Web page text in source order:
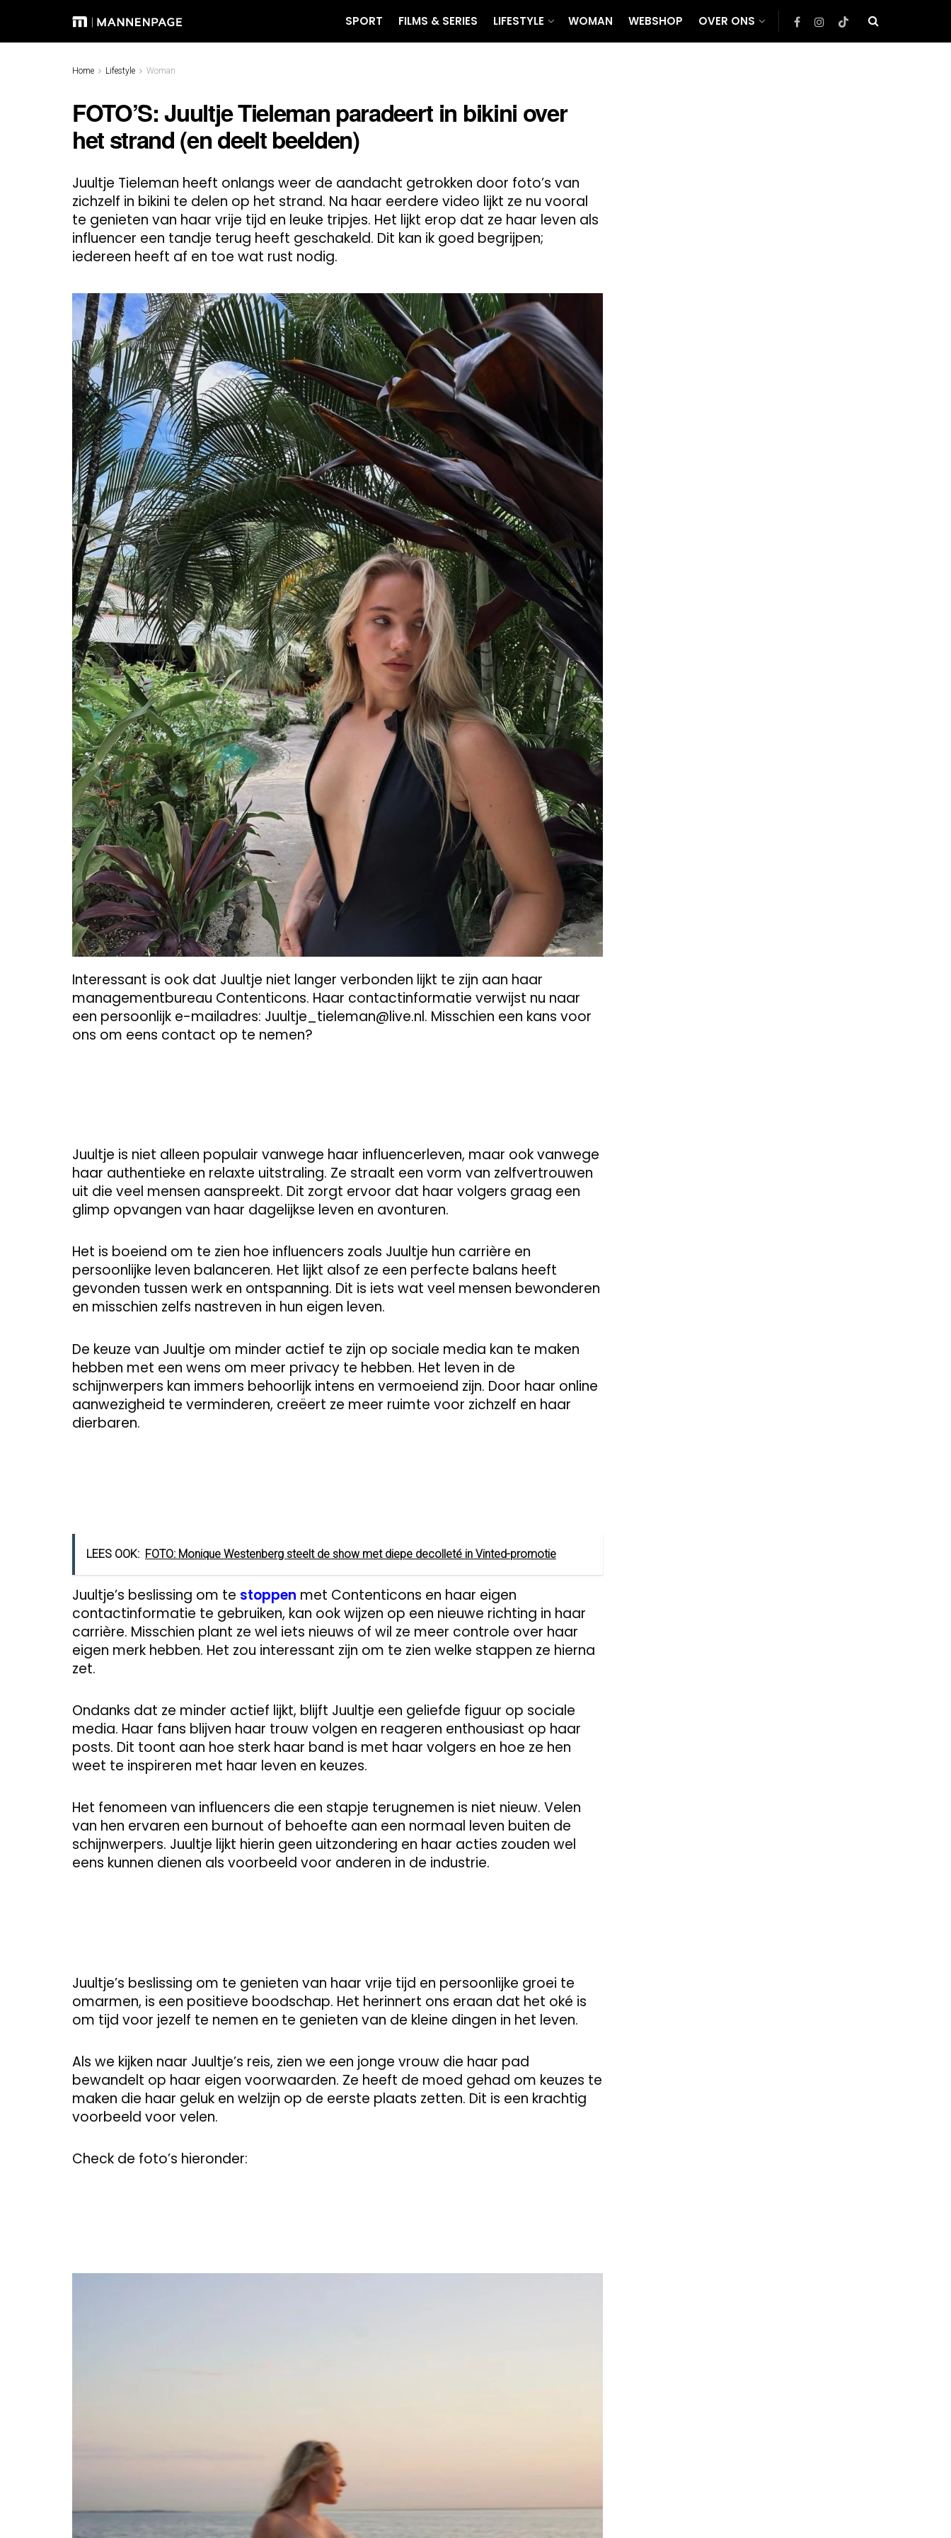
SPORT FILMS & SERIES LIFESTYLE WOMAN WEBSHOP OVER ONS
Home Lifestyle Woman
FOTO’S: Juultje Tieleman paradeert in bikini over
het strand (en deelt beelden)
Juultje Tieleman heeft onlangs weer de aandacht getrokken door foto’s van
zichzelf in bikini te delen op het strand. Na haar eerdere video lijkt ze nu vooral
te genieten van haar vrije tijd en leuke tripjes. Het lijkt erop dat ze haar leven als
influencer een tandje terug heeft geschakeld. Dit kan ik goed begrijpen;
iedereen heeft af en toe wat rust nodig.
Interessant is ook dat Juultje niet langer verbonden lijkt te zijn aan haar
managementbureau Contenticons. Haar contactinformatie verwijst nu naar
een persoonlijk e-mailadres: Juultje_tieleman@live.nl. Misschien een kans voor
ons om eens contact op te nemen?
Juultje is niet alleen populair vanwege haar influencerleven, maar ook vanwege
haar authentieke en relaxte uitstraling. Ze straalt een vorm van zelfvertrouwen
uit die veel mensen aanspreekt. Dit zorgt ervoor dat haar volgers graag een
glimp opvangen van haar dagelijkse leven en avonturen.
Het is boeiend om te zien hoe influencers zoals Juultje hun carrière en
persoonlijke leven balanceren. Het lijkt alsof ze een perfecte balans heeft
gevonden tussen werk en ontspanning. Dit is iets wat veel mensen bewonderen
en misschien zelfs nastreven in hun eigen leven.
De keuze van Juultje om minder actief te zijn op sociale media kan te maken
hebben met een wens om meer privacy te hebben. Het leven in de
schijnwerpers kan immers behoorlijk intens en vermoeiend zijn. Door haar online
aanwezigheid te verminderen, creëert ze meer ruimte voor zichzelf en haar
dierbaren.
LEES OOK: FOTO: Monique Westenberg steelt de show met diepe decolleté in Vinted-promotie
Juultje’s beslissing om te stoppen met Contenticons en haar eigen
contactinformatie te gebruiken, kan ook wijzen op een nieuwe richting in haar
carrière. Misschien plant ze wel iets nieuws of wil ze meer controle over haar
eigen merk hebben. Het zou interessant zijn om te zien welke stappen ze hierna
zet.
Ondanks dat ze minder actief lijkt, blijft Juultje een geliefde figuur op sociale
media. Haar fans blijven haar trouw volgen en reageren enthousiast op haar
posts. Dit toont aan hoe sterk haar band is met haar volgers en hoe ze hen
weet te inspireren met haar leven en keuzes.
Het fenomeen van influencers die een stapje terugnemen is niet nieuw. Velen
van hen ervaren een burnout of behoefte aan een normaal leven buiten de
schijnwerpers. Juultje lijkt hierin geen uitzondering en haar acties zouden wel
eens kunnen dienen als voorbeeld voor anderen in de industrie.
Juultje’s beslissing om te genieten van haar vrije tijd en persoonlijke groei te
omarmen, is een positieve boodschap. Het herinnert ons eraan dat het oké is
om tijd voor jezelf te nemen en te genieten van de kleine dingen in het leven.
Als we kijken naar Juultje’s reis, zien we een jonge vrouw die haar pad
bewandelt op haar eigen voorwaarden. Ze heeft de moed gehad om keuzes te
maken die haar geluk en welzijn op de eerste plaats zetten. Dit is een krachtig
voorbeeld voor velen.
Check de foto’s hieronder: